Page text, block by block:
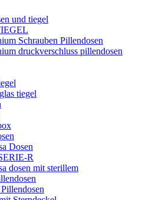
und tiegel
Schrauben Pillendosen
druckverschluss pillendosen
tiegel
Dosen
R
dosen mit sterillem